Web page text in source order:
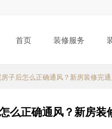
首页 装修服务
子后怎么正确通风？新房装修完
么正确通风？新房装